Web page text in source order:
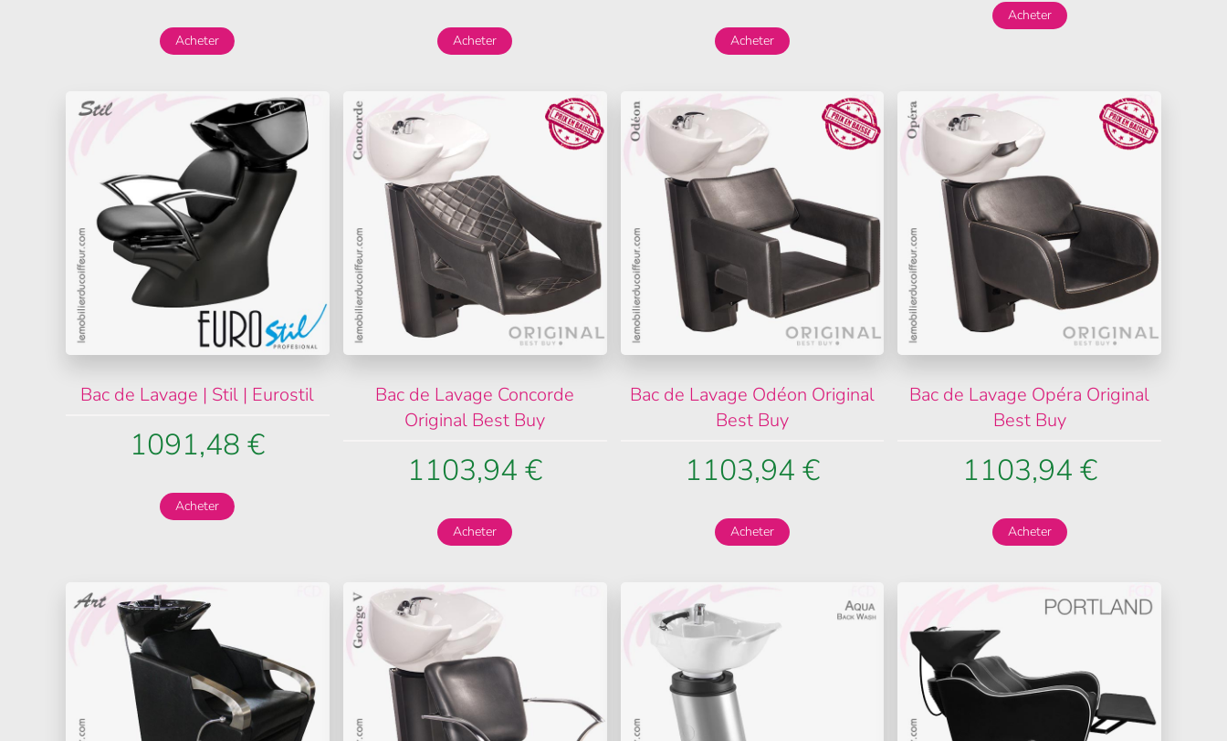
Acheter Acheter Acheter
Acheter
Bac de Lavage | Stil | Eurostil
1091,48 €
Acheter
Bac de Lavage Concorde
Original Best Buy
1103,94 €
Acheter
Bac de Lavage Odéon Original
Best Buy
1103,94 €
Acheter
Bac de Lavage Opéra Original
Best Buy
1103,94 €
Acheter